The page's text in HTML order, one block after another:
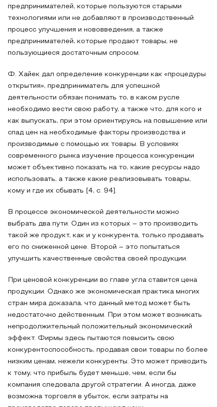
предпринимателей, которые пользуются старыми
технологиями или не добавляют в производственный
процесс улучшения и нововведения, а также
предпринимателей, которые продают товары, не
пользующиеся достаточным спросом.
Ф. Хайек дал определение конкуренции как «процедуры
открытия», предприниматель для успешной
деятельности обязан понимать то, в каком русле
необходимо вести свою работу, а также что, для кого и
как выпускать, при этом ориентируясь на повышение или
спад цен на необходимые факторы производства и
производимые с помощью их товары. В условиях
современного рынка изучение процесса конкуренции
может объективно показать на то, какие ресурсы надо
использовать, а также какие реализовывать товары,
кому и где их сбывать [4, с. 94].
В процессе экономической деятельности можно
выбрать два пути. Один из которых – это производить
такой же продукт, как и у конкурента, только продавать
его по сниженной цене. Второй – это попытаться
улучшить качественные свойства своей продукции.
При ценовой конкуренции во главе угла ставится цена
продукции. Однако же экономическая практика многих
стран мира доказала, что данный метод может быть
недостаточно действенным. При этом может возникать
непродолжительный положительный экономический
эффект. Фирмы здесь пытаются повысить свою
конкурентоспособность, продавая свои товары по более
низким ценам, нежели конкуренты. Это может приводить
к тому, что прибыль будет меньше, чем, если бы
компания следовала другой стратегии. А иногда, даже
возможна торговля в убыток, если затраты на